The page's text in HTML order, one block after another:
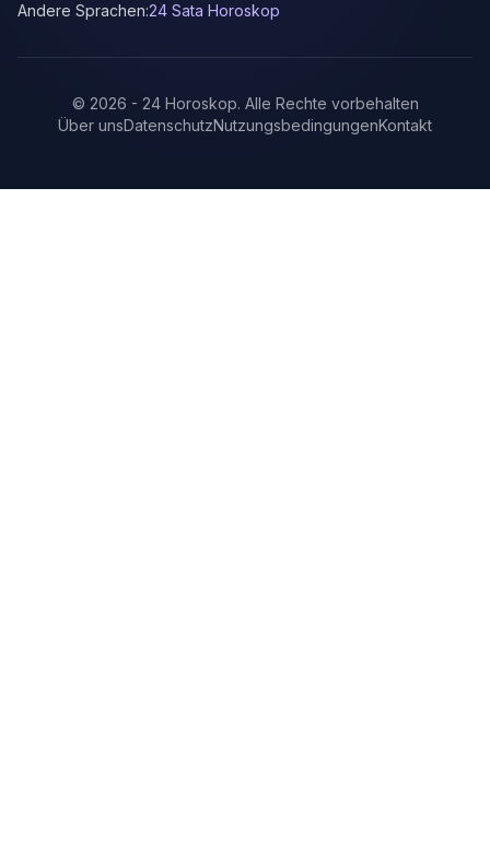
Andere Sprachen:24 Sata Horoskop
© 2026 - 24 Horoskop. Alle Rechte vorbehalten
Über unsDatenschutzNutzungsbedingungenKontakt